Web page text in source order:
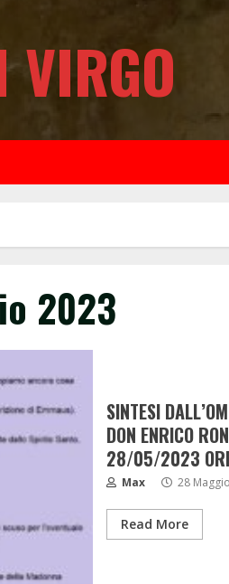
VIRGO
2023
SINTESI
DON ENRICO
28/05/2023
Max 28
Read More